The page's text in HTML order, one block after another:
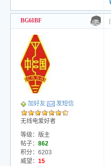
BG6IBF
加好友 发短信
无线电爱好者
等级：版主
帖子： 862
积分：6203
威望： 15